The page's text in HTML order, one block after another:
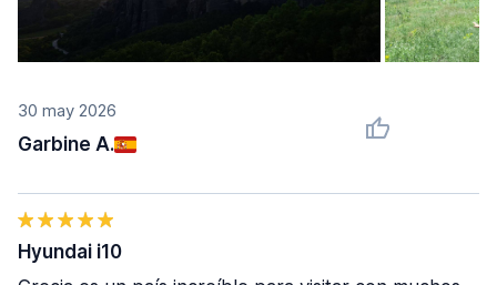
30 may 2026
Garbine A.
Hyundai i10